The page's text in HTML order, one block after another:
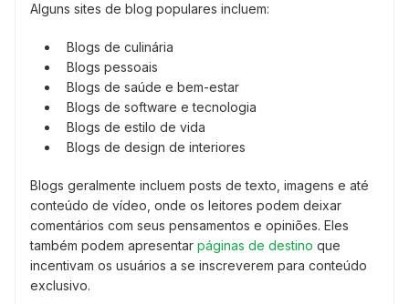
Alguns sites de blog populares incluem:
Blogs de culinária
Blogs pessoais
Blogs de saúde e bem-estar
Blogs de software e tecnologia
Blogs de estilo de vida
Blogs de design de interiores
Blogs geralmente incluem posts de texto, imagens e até
conteúdo de vídeo, onde os leitores podem deixar
comentários com seus pensamentos e opiniões. Eles
também podem apresentar páginas de destino que
incentivam os usuários a se inscreverem para conteúdo
exclusivo.